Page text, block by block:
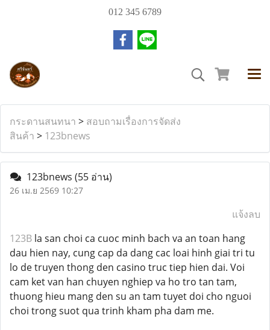
012 345 6789
กระดานสนทนา > สอบถามเรื่องการจัดส่ง
สินค้า > 123bnews
123bnews (55 อ่าน)
26 เม.ย 2569 10:27
แจ้งลบ
123B la san choi ca cuoc minh bach va an toan hang
dau hien nay, cung cap da dang cac loai hinh giai tri tu
lo de truyen thong den casino truc tiep hien dai. Voi
cam ket van han chuyen nghiep va ho tro tan tam,
thuong hieu mang den su an tam tuyet doi cho nguoi
choi trong suot qua trinh kham pha dam me.